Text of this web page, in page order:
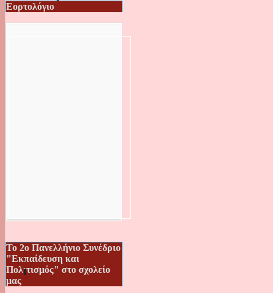
Εορτολόγιο
Το 2ο Πανελλήνιο Συνέδριο
"Εκπαίδευση και
Πολιτισμός" στο σχολείο
μας